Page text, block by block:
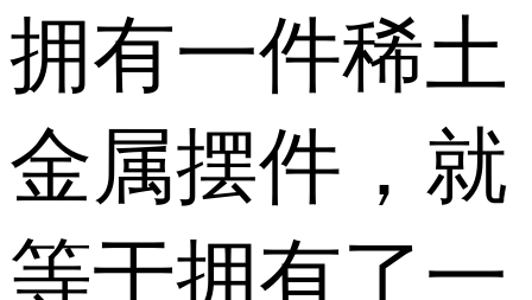
拥有一件稀土
金属摆件，就
等于拥有了一